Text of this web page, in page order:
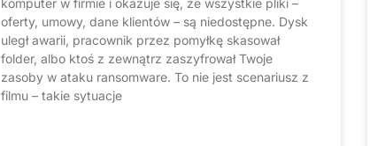
oferty, umowy, dane klientów – są niedostępne. Dysk
uległ awarii, pracownik przez pomyłkę skasował
folder, albo ktoś z zewnątrz zaszyfrował Twoje
zasoby w ataku ransomware. To nie jest scenariusz z
filmu – takie sytuacje